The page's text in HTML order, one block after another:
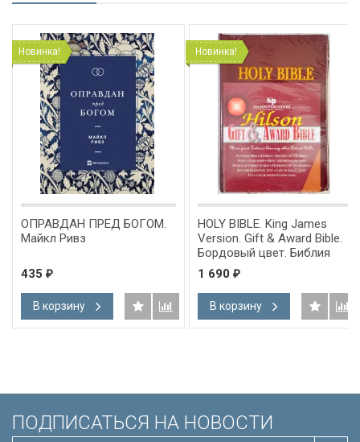
Новинка!
ОПРАВДАН ПРЕД БОГОМ.
Майкл Ривз
435 ₽
В корзину
Новинка!
HOLY BIBLE. King James
Version. Gift & Award Bible.
Бордовый цвет. Библия
Короля Иакова на
английском языке.
Словарь, карты, закладка,
подарочная вкладка, слова
Иисуса выделены красным
1 690 ₽
В корзину
ПОДПИСАТЬСЯ НА НОВОСТИ